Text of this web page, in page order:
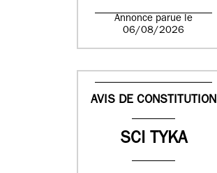
Annonce parue le
06/08/2026
AVIS DE CONSTITUTION
SCI TYKA